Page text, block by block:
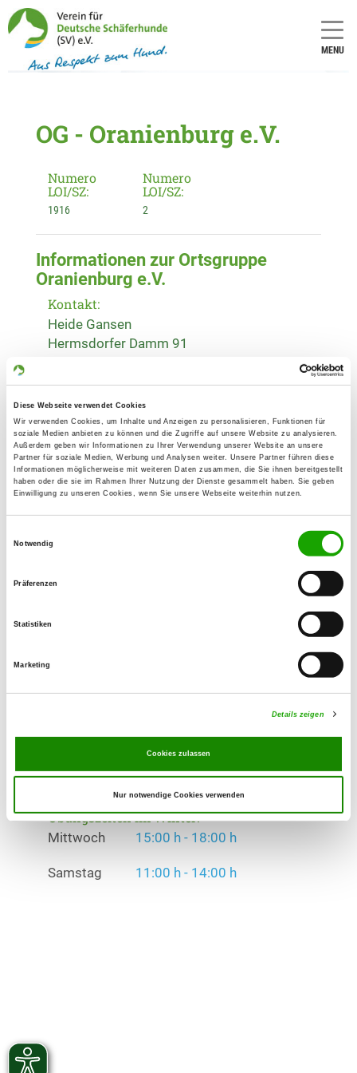
Diese Webseite verwendet Cookies
Wir verwenden Cookies, um Inhalte und Anzeigen zu personalisieren, Funktionen für
soziale Medien anbieten zu können und die Zugriffe auf unsere Website zu analysieren.
Außerdem geben wir Informationen zu Ihrer Verwendung unserer Website an unsere
Partner für soziale Medien, Werbung und Analysen weiter. Unsere Partner führen diese
Informationen möglicherweise mit weiteren Daten zusammen, die Sie ihnen bereitgestellt
haben oder die sie im Rahmen Ihrer Nutzung der Dienste gesammelt haben. Sie geben
Einwilligung zu unseren Cookies, wenn Sie unsere Webseite weiterhin nutzen.
Notwendig
Präferenzen
Statistiken
Marketing
Details zeigen
Cookies zulassen
Nur notwendige Cookies verwenden
MENU
OG - Oranienburg e.V.
Numero
LOI/SZ:
1916
Numero
LOI/SZ:
2
Informationen zur Ortsgruppe
Oranienburg e.V.
Kontakt:
Heide Gansen
Hermsdorfer Damm 91
Übungsplatz:
Steelitzer Straße
16775 Gransee
Numero di telefono:
030 40508990
0172 4024055
Angebot:
15:00 h - 18:00 h
Übungszeiten im Winter:
Mittwoch 15:00 h - 18:00 h
Samstag 11:00 h - 14:00 h